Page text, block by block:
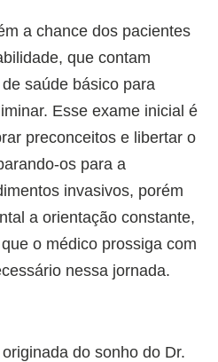
a chance dos pacientes
que contam
saúde básico para
Esse exame inicial é
preconceitos e libertar o
os para a
invasivos, porém
a orientação constante,
o médico prossiga com
nessa jornada.
do sonho do Dr.